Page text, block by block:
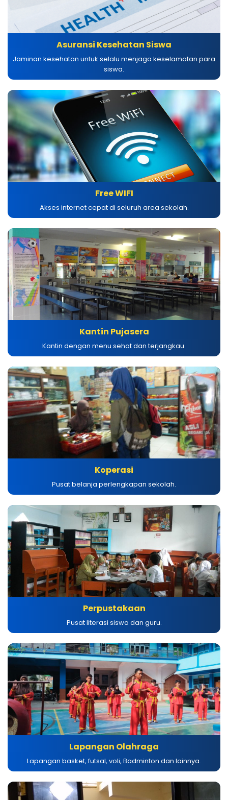
Asuransi Kesehatan Siswa
Jaminan kesehatan untuk selalu menjaga keselamatan para
siswa.
Free WIFI
Akses internet cepat di seluruh area sekolah.
Kantin Pujasera
Kantin dengan menu sehat dan terjangkau.
Koperasi
Pusat belanja perlengkapan sekolah.
Perpustakaan
Pusat literasi siswa dan guru.
Lapangan Olahraga
Lapangan basket, futsal, voli, Badminton dan lainnya.